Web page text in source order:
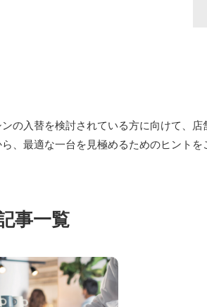
の入替を検討されている方に向けて、店
、最適な一台を見極めるためのヒントを
事一覧